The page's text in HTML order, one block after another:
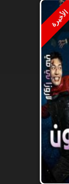
الأخيرة